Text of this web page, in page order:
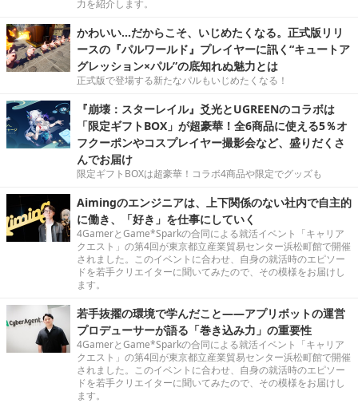
力を紹介します。
かわいい…だからこそ、いじめたくなる。正式版リリ
ースの『パルワールド』プレイヤーに訊く“キュートア
グレッション×パル”の底知れぬ魅力とは
正式版で登場する新たなパルもいじめたくなる！
『崩壊：スターレイル』爻光とUGREENのコラボは
「限定ギフトBOX」が超豪華！全6商品に使える5％オ
フクーポンやコスプレイヤー撮影会など、盛りだくさ
んでお届け
限定ギフトBOXは超豪華！コラボ4商品や限定でグッズも
Aimingのエンジニアは、上下関係のない社内で自主的
に働き、「好き」を仕事にしていく
4GamerとGame*Sparkの合同による就活イベント「キャリア
クエスト」の第4回が東京都立産業貿易センター浜松町館で開催
されました。このイベントに合わせ、自身の就活時のエピソー
ドを若手クリエイターに聞いてみたので、その模様をお届けし
ます。
若手抜擢の環境で学んだこと――アプリボットの運営
プロデューサーが語る「巻き込み力」の重要性
4GamerとGame*Sparkの合同による就活イベント「キャリア
クエスト」の第4回が東京都立産業貿易センター浜松町館で開催
されました。このイベントに合わせ、自身の就活時のエピソー
ドを若手クリエイターに聞いてみたので、その模様をお届けし
ます。